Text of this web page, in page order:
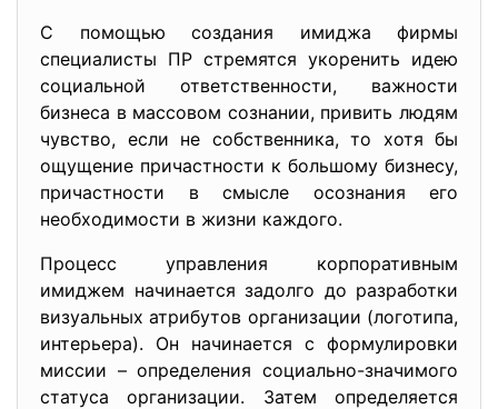
С помощью создания имиджа фирмы
специалисты ПР стремятся укоренить идею
социальной ответственности, важности
бизнеса в массовом сознании, привить людям
чувство, если не собственника, то хотя бы
ощущение причастности к большому бизнесу,
причастности в смысле осознания его
необходимости в жизни каждого.
Процесс управления корпоративным
имиджем начинается задолго до разработки
визуальных атрибутов организации (логотипа,
интерьера). Он начинается с формулировки
миссии – определения социально-значимого
статуса организации. Затем определяется